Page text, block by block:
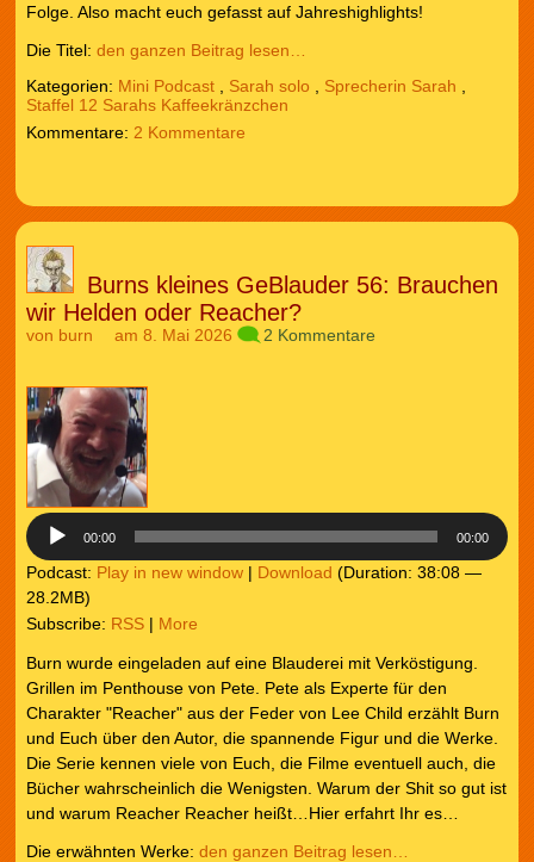
Folge. Also macht euch gefasst auf Jahreshighlights!
Die Titel: den ganzen Beitrag lesen…
Kategorien: Mini Podcast, Sarah solo , Sprecherin Sarah ,
Staffel 12 Sarahs Kaffeekränzchen
2 Kommentare
Burns kleines GeBlauder 56: Brauchen
wir Helden oder Reacher?
von burn am 8. Mai 2026 2 Kommentare
00:00 00:00
Podcast: Play in new window| Download (Duration: 38:08 —
28.2MB)
Subscribe: RSS| More
Burn wurde eingeladen auf eine Blauderei mit Verköstigung.
Grillen im Penthouse von Pete. Pete als Experte für den
Charakter "Reacher" aus der Feder von Lee Child erzählt Burn
und Euch über den Autor, die spannende Figur und die Werke.
Die Serie kennen viele von Euch, die Filme eventuell auch, die
Bücher wahrscheinlich die Wenigsten. Warum der Shit so gut ist
und warum Reacher Reacher heißt…Hier erfahrt Ihr es…
Die erwähnten Werke: den ganzen Beitrag lesen…